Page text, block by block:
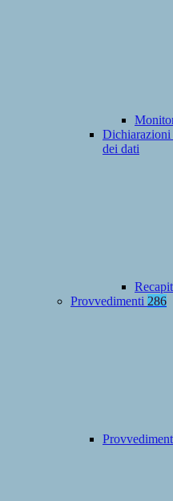
Dichiarazioni
dei dati
Provvedimenti 286